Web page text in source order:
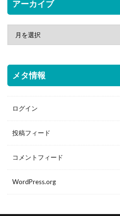
アーカイブ
メタ情報
ログイン
投稿フィード
コメントフィード
WordPress.org